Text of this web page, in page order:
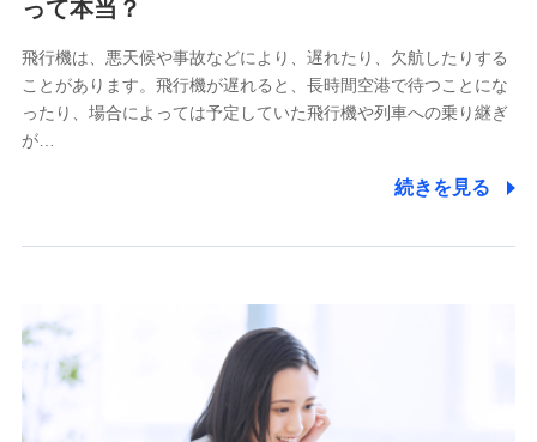
って本当？
飛行機は、悪天候や事故などにより、遅れたり、欠航したりする
ことがあります。飛行機が遅れると、長時間空港で待つことにな
ったり、場合によっては予定していた飛行機や列車への乗り継ぎ
が…
続きを見る